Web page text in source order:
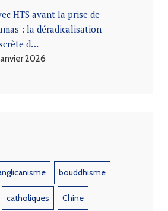
HTS avant la prise de
: la déradicalisation
d…
2026
bouddhisme
catholiques Chine